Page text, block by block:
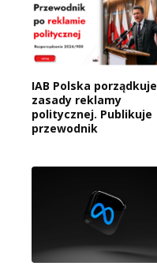
IAB Polska porządkuje
zasady reklamy
politycznej. Publikuje
przewodnik